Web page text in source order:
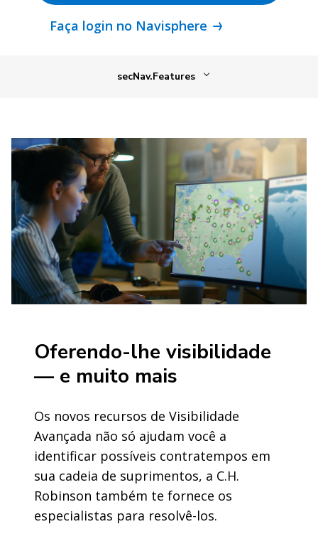
Faça login no Navisphere
secNav.Features
Oferendo-lhe visibilidade
— e muito mais
Os novos recursos de Visibilidade
Avançada não só ajudam você a
identificar possíveis contratempos em
sua cadeia de suprimentos, a C.H.
Robinson também te fornece os
especialistas para resolvê-los.